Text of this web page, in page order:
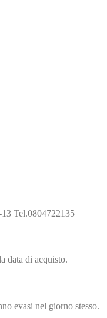
Tel.0804722135
data di acquisto.
evasi nel giorno stesso.